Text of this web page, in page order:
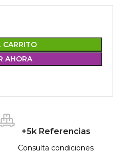
CARRITO
AHORA
+5k Referencias
Consulta condiciones